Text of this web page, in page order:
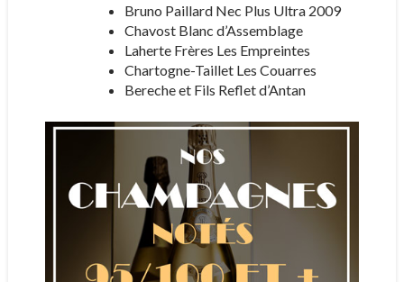
Bruno Paillard Nec Plus Ultra 2009
Chavost Blanc d’Assemblage
Laherte Frères Les Empreintes
Chartogne-Taillet Les Couarres
Bereche et Fils Reflet d’Antan